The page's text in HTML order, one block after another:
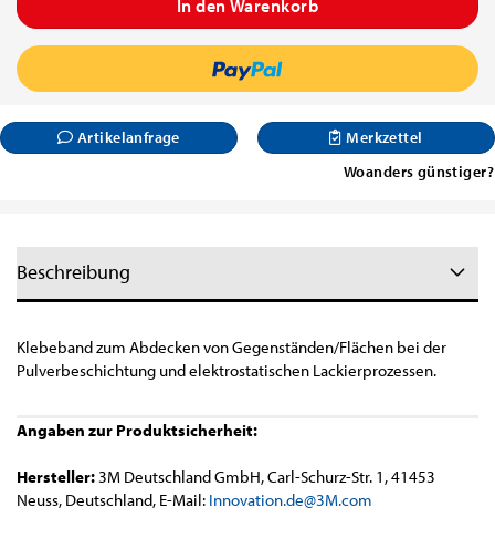
Artikelanfrage
Merkzettel
Woanders günstiger?
Beschreibung
Klebeband zum Abdecken von Gegenständen/Flächen bei der
Pulverbeschichtung und elektrostatischen Lackierprozessen.
Angaben zur Produktsicherheit:
Hersteller:3M Deutschland GmbH, Carl-Schurz-Str. 1, 41453
Neuss, Deutschland, E-Mail: Innovation.de@3M.com